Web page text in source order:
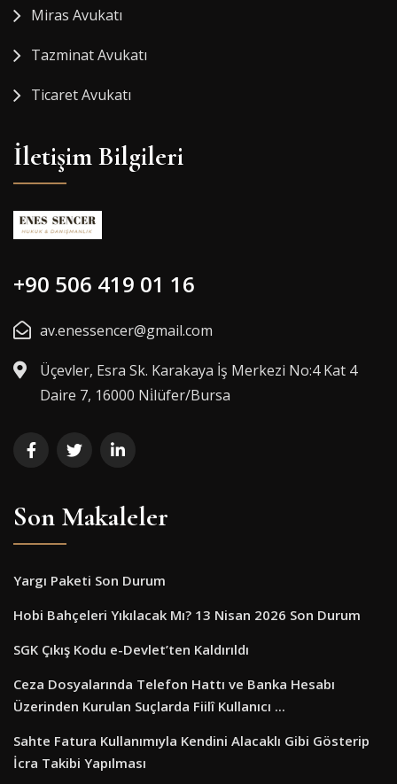
Miras Avukatı
Tazminat Avukatı
Ticaret Avukatı
İletişim Bilgileri
+90 506 419 01 16
av.enessencer@gmail.com
Üçevler, Esra Sk. Karakaya İş Merkezi No:4 Kat 4
Daire 7, 16000 Ni̇lüfer/Bursa
Son Makaleler
Yargı Paketi Son Durum
Hobi Bahçeleri Yıkılacak Mı? 13 Nisan 2026 Son Durum
SGK Çıkış Kodu e-Devlet’ten Kaldırıldı
Ceza Dosyalarında Telefon Hattı ve Banka Hesabı
Üzerinden Kurulan Suçlarda Fiilî Kullanıcı ...
Sahte Fatura Kullanımıyla Kendini Alacaklı Gibi Gösterip
İcra Takibi Yapılması